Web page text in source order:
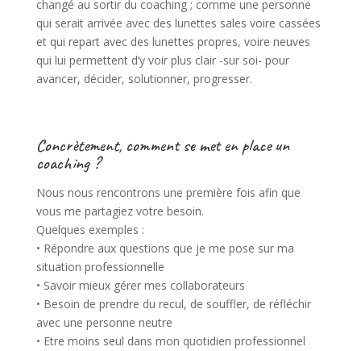
changé au sortir du coaching ; comme une personne
qui serait arrivée avec des lunettes sales voire cassées
et qui repart avec des lunettes propres, voire neuves
qui lui permettent d’y voir plus clair -sur soi- pour
avancer, décider, solutionner, progresser.
Concrètement, comment se met en place un
coaching ?
Nous nous rencontrons une première fois afin que
vous me partagiez votre besoin.
Quelques exemples :
• Répondre aux questions que je me pose sur ma
situation professionnelle
• Savoir mieux gérer mes collaborateurs
• Besoin de prendre du recul, de souffler, de réfléchir
avec une personne neutre
• Etre moins seul dans mon quotidien professionnel